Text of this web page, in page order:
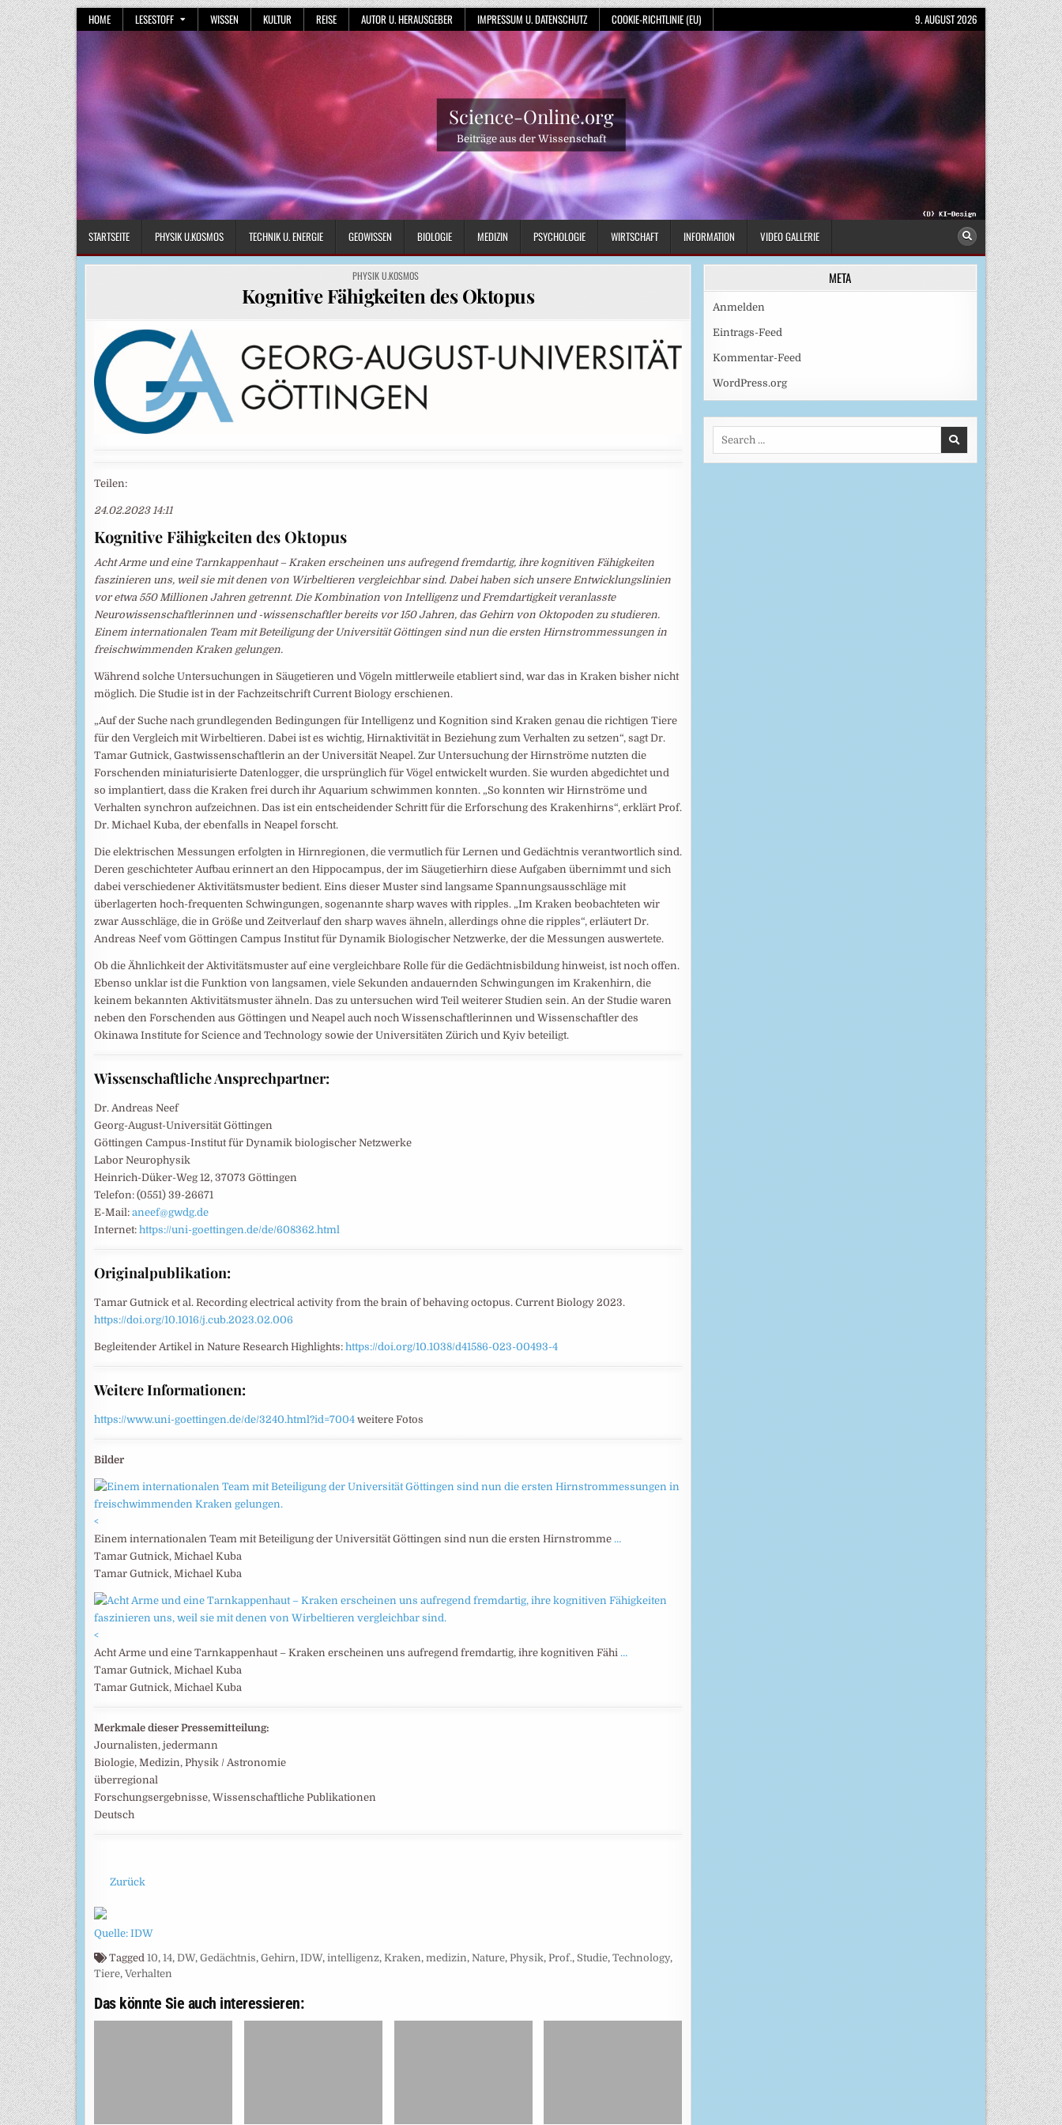
Skip
to
content
HOME LESESTOFF WISSEN KULTUR REISE AUTOR U. HERAUSGEBER IMPRESSUM U. DATENSCHUTZ COOKIE-RICHTLINIE (EU) 9. AUGUST 2026
Science-Online.org
Beiträge aus der Wissenschaft
STARTSEITE PHYSIK U.KOSMOS TECHNIK U. ENERGIE GEOWISSEN BIOLOGIE MEDIZIN PSYCHOLOGIE WIRTSCHAFT INFORMATION VIDEO GALLERIE
POSTED
IN
PHYSIK U.KOSMOS
Kognitive Fähigkeiten des Oktopus
Teilen:
24.02.2023 14:11
Kognitive Fähigkeiten des Oktopus
Acht Arme und eine Tarnkappenhaut – Kraken erscheinen uns aufregend fremdartig, ihre kognitiven Fähigkeiten
faszinieren uns, weil sie mit denen von Wirbeltieren vergleichbar sind. Dabei haben sich unsere Entwicklungslinien
vor etwa 550 Millionen Jahren getrennt. Die Kombination von Intelligenz und Fremdartigkeit veranlasste
Neurowissenschaftlerinnen und -wissenschaftler bereits vor 150 Jahren, das Gehirn von Oktopoden zu studieren.
Einem internationalen Team mit Beteiligung der Universität Göttingen sind nun die ersten Hirnstrommessungen in
freischwimmenden Kraken gelungen.
Während solche Untersuchungen in Säugetieren und Vögeln mittlerweile etabliert sind, war das in Kraken bisher nicht
möglich. Die Studie ist in der Fachzeitschrift Current Biology erschienen.
„Auf der Suche nach grundlegenden Bedingungen für Intelligenz und Kognition sind Kraken genau die richtigen Tiere
für den Vergleich mit Wirbeltieren. Dabei ist es wichtig, Hirnaktivität in Beziehung zum Verhalten zu setzen“, sagt Dr.
Tamar Gutnick, Gastwissenschaftlerin an der Universität Neapel. Zur Untersuchung der Hirnströme nutzten die
Forschenden miniaturisierte Datenlogger, die ursprünglich für Vögel entwickelt wurden. Sie wurden abgedichtet und
so implantiert, dass die Kraken frei durch ihr Aquarium schwimmen konnten. „So konnten wir Hirnströme und
Verhalten synchron aufzeichnen. Das ist ein entscheidender Schritt für die Erforschung des Krakenhirns“, erklärt Prof.
Dr. Michael Kuba, der ebenfalls in Neapel forscht.
Die elektrischen Messungen erfolgten in Hirnregionen, die vermutlich für Lernen und Gedächtnis verantwortlich sind.
Deren geschichteter Aufbau erinnert an den Hippocampus, der im Säugetierhirn diese Aufgaben übernimmt und sich
dabei verschiedener Aktivitätsmuster bedient. Eins dieser Muster sind langsame Spannungsausschläge mit
überlagerten hoch-frequenten Schwingungen, sogenannte sharp waves with ripples. „Im Kraken beobachteten wir
zwar Ausschläge, die in Größe und Zeitverlauf den sharp waves ähneln, allerdings ohne die ripples“, erläutert Dr.
Andreas Neef vom Göttingen Campus Institut für Dynamik Biologischer Netzwerke, der die Messungen auswertete.
Ob die Ähnlichkeit der Aktivitätsmuster auf eine vergleichbare Rolle für die Gedächtnisbildung hinweist, ist noch offen.
Ebenso unklar ist die Funktion von langsamen, viele Sekunden andauernden Schwingungen im Krakenhirn, die
keinem bekannten Aktivitätsmuster ähneln. Das zu untersuchen wird Teil weiterer Studien sein. An der Studie waren
neben den Forschenden aus Göttingen und Neapel auch noch Wissenschaftlerinnen und Wissenschaftler des
Okinawa Institute for Science and Technology sowie der Universitäten Zürich und Kyiv beteiligt.
Wissenschaftliche Ansprechpartner:
Dr. Andreas Neef
Georg-August-Universität Göttingen
Göttingen Campus-Institut für Dynamik biologischer Netzwerke
Labor Neurophysik
Heinrich-Düker-Weg 12, 37073 Göttingen
Telefon: (0551) 39-26671
E-Mail: aneef@gwdg.de
Internet: https://uni-goettingen.de/de/608362.html
Originalpublikation:
Tamar Gutnick et al. Recording electrical activity from the brain of behaving octopus. Current Biology 2023.
https://doi.org/10.1016/j.cub.2023.02.006
Begleitender Artikel in Nature Research Highlights: https://doi.org/10.1038/d41586-023-00493-4
Weitere Informationen:
https://www.uni-goettingen.de/de/3240.html?id=7004 weitere Fotos
Bilder
<
Einem internationalen Team mit Beteiligung der Universität Göttingen sind nun die ersten Hirnstromme …
Tamar Gutnick, Michael Kuba
Tamar Gutnick, Michael Kuba
<
Acht Arme und eine Tarnkappenhaut – Kraken erscheinen uns aufregend fremdartig, ihre kognitiven Fähi …
Tamar Gutnick, Michael Kuba
Tamar Gutnick, Michael Kuba
Merkmale dieser Pressemitteilung:
Journalisten, jedermann
Biologie, Medizin, Physik / Astronomie
überregional
Forschungsergebnisse, Wissenschaftliche Publikationen
Deutsch
Zurück
Quelle: IDW
Tagged 10, 14, DW, Gedächtnis, Gehirn, IDW, intelligenz, Kraken, medizin, Nature, Physik, Prof., Studie, Technology,
Tiere, Verhalten
Das könnte Sie auch interessieren:
META
Anmelden
Eintrags-Feed
Kommentar-Feed
WordPress.org